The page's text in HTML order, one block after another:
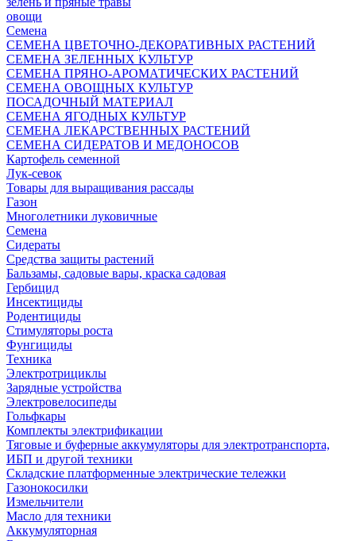
овощи
Семена
СЕМЕНА ЦВЕТОЧНО-ДЕКОРАТИВНЫХ РАСТЕНИЙ
СЕМЕНА ЗЕЛЕННЫХ КУЛЬТУР
СЕМЕНА ПРЯНО-АРОМАТИЧЕСКИХ РАСТЕНИЙ
СЕМЕНА ОВОЩНЫХ КУЛЬТУР
ПОСАДОЧНЫЙ МАТЕРИАЛ
СЕМЕНА ЯГОДНЫХ КУЛЬТУР
СЕМЕНА ЛЕКАРСТВЕННЫХ РАСТЕНИЙ
СЕМЕНА СИДЕРАТОВ И МЕДОНОСОВ
Картофель семенной
Лук-севок
Товары для выращивания рассады
Газон
Многолетники луковичные
Семена
Сидераты
Средства защиты растений
Бальзамы, садовые вары, краска садовая
Гербицид
Инсектициды
Родентициды
Стимуляторы роста
Фунгициды
Техника
Электротрициклы
Зарядные устройства
Электровелосипеды
Гольфкары
Комплекты электрификации
Тяговые и буферные аккумуляторы для электротранспорта,
ИБП и другой техники
Складские платформенные электрические тележки
Газонокосилки
Измельчители
Масло для техники
Аккумуляторная